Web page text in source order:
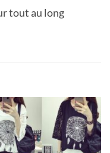
tout au long